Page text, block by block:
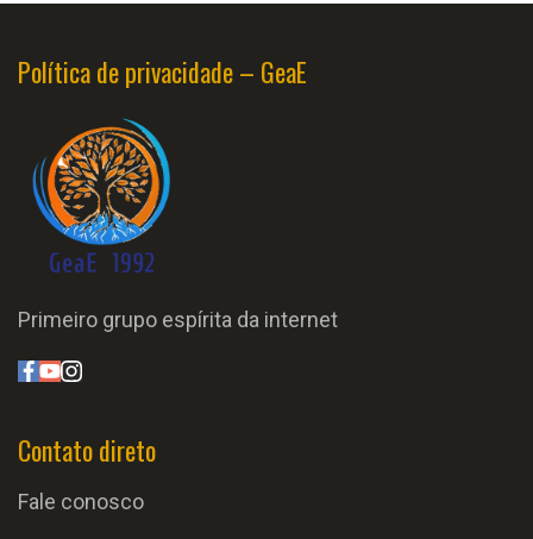
Política de privacidade – GeaE
Primeiro grupo espírita da internet
Contato direto
Fale conosco